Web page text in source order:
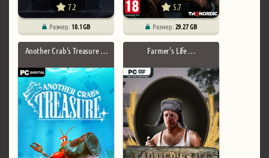
7.2
Размер: 10.1 GB
5.7
Размер:29.27 GB
Another Crab's Treasure … Farmer's Life …